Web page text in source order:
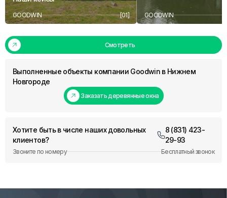
GOODWIN [01] GOODWIN
Смотреть
Выполненные объекты компании Goodwin в Нижнем
Новгороде
Заказать деревянные окна
Хотите быть в числе наших довольных
клиентов?
8 (831) 423-
29-93
Звоните по номеру Бесплатный звонок